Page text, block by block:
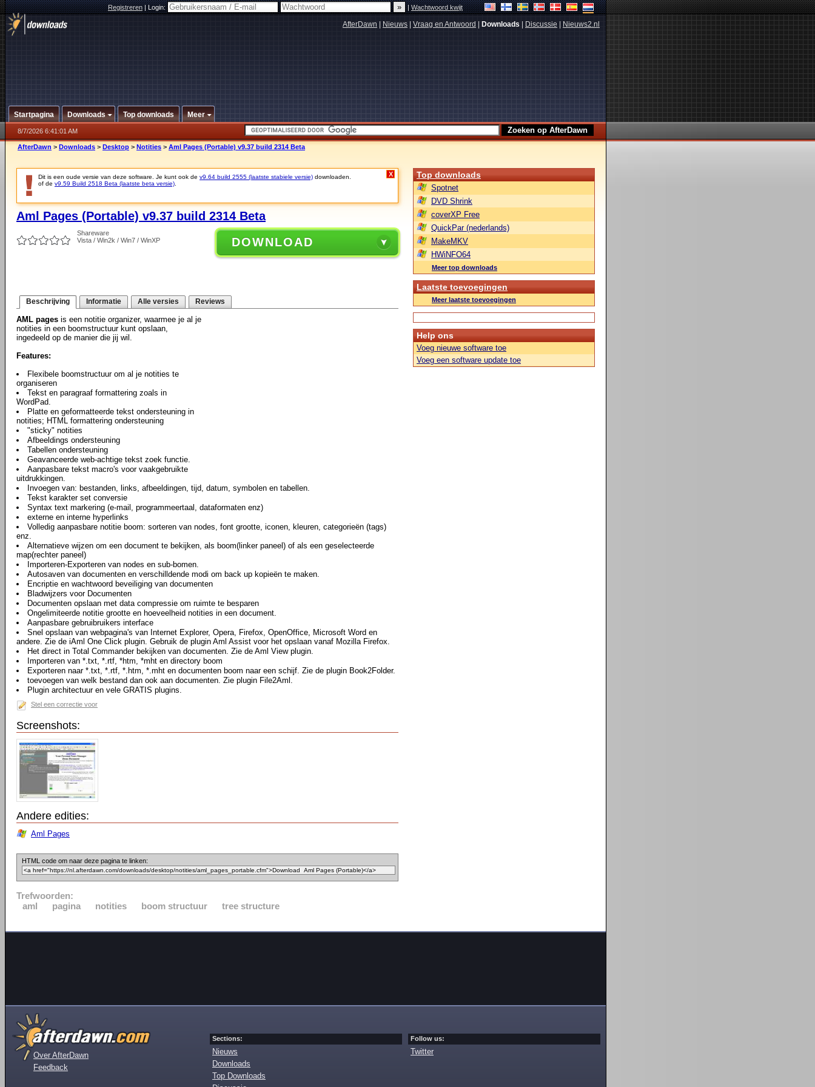
Registreren|Login: |Wachtwoord kwijt
AfterDawn Nieuws Vraag en Antwoord Downloads Discussie Nieuws2.nl
Startpagina Downloads Top downloads Meer
8/7/2026 6:41:01 AM
AfterDawn > Downloads > Desktop > Notities > Aml Pages (Portable) v9.37 build 2314 Beta
Dit is een oude versie van deze software. Je kunt ook de v9.64 build 2555 (laatste stabiele versie) downloaden.
of de v9.59 Build 2518 Beta (laatste beta versie)
X
Aml Pages (Portable) v9.37 build 2314 Beta
Shareware
Vista / Win2k / Win7 / WinXP
DOWNLOAD
Beschrijving Informatie Alle versies Reviews
AML pages is een notitie organizer, waarmee je al je
notities in een boomstructuur kunt opslaan,
ingedeeld op de manier die jij wil.
Features:
Flexibele boomstructuur om al je notities te
organiseren
Tekst en paragraaf formattering zoals in
WordPad.
Platte en geformatteerde tekst ondersteuning in
notities; HTML formattering ondersteuning
"sticky" notities
Afbeeldings ondersteuning
Tabellen ondersteuning
Geavanceerde web-achtige tekst zoek functie.
Aanpasbare tekst macro's voor vaakgebruikte
uitdrukkingen.
Invoegen van: bestanden, links, afbeeldingen, tijd, datum, symbolen en tabellen.
Tekst karakter set conversie
Syntax text markering (e-mail, programmeertaal, dataformaten enz)
externe en interne hyperlinks
Volledig aanpasbare notitie boom: sorteren van nodes, font grootte, iconen, kleuren, categorieën (tags)
enz.
Alternatieve wijzen om een document te bekijken, als boom(linker paneel) of als een geselecteerde
map(rechter paneel)
Importeren-Exporteren van nodes en sub-bomen.
Autosaven van documenten en verschilldende modi om back up kopieën te maken.
Encriptie en wachtwoord beveiliging van documenten
Bladwijzers voor Documenten
Documenten opslaan met data compressie om ruimte te besparen
Ongelimiteerde notitie grootte en hoeveelheid notities in een document.
Aanpasbare gebruibruikers interface
Snel opslaan van webpagina's van Internet Explorer, Opera, Firefox, OpenOffice, Microsoft Word en
andere. Zie de iAml One Click plugin. Gebruik de plugin Aml Assist voor het opslaan vanaf Mozilla Firefox.
Het direct in Total Commander bekijken van documenten. Zie de Aml View plugin.
Importeren van *.txt, *.rtf, *htm, *mht en directory boom
Exporteren naar *.txt, *.rtf, *.htm, *.mht en documenten boom naar een schijf. Zie de plugin Book2Folder.
toevoegen van welk bestand dan ook aan documenten. Zie plugin File2Aml.
Plugin architectuur en vele GRATIS plugins.
Stel een correctie voor
Screenshots:
Andere edities:
Aml Pages
HTML code om naar deze pagina te linken:
Trefwoorden:
aml
pagina notities boom structuur tree structure
Top downloads
Spotnet
DVD Shrink
coverXP Free
QuickPar (nederlands)
MakeMKV
HWiNFO64
Meer top downloads
Laatste toevoegingen
Meer laatste toevoegingen
Help ons
Voeg nieuwe software toe
Voeg een software update toe
Over AfterDawn
Feedback
Sections:
Nieuws
Downloads
Top Downloads
Follow us:
Twitter